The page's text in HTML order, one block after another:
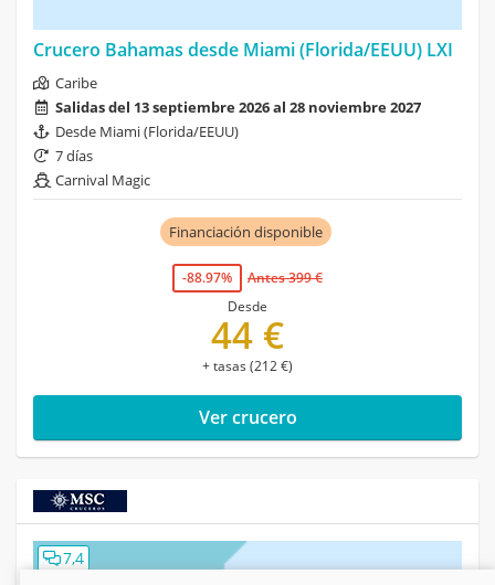
Crucero Bahamas desde Miami (Florida/EEUU) LXI
Caribe
Salidas del 13 septiembre 2026 al 28 noviembre 2027
Desde Miami (Florida/EEUU)
7 días
Carnival Magic
Financiación disponible
-88.97%
Antes 399 €
Desde
44 €
+ tasas (212 €)
Ver crucero
7,4